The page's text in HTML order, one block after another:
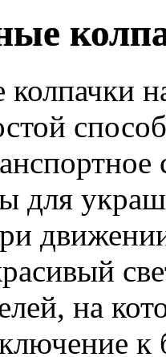
для
на
к